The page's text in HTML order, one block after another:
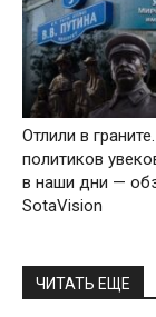
Отлили в
политиков
в наши дни —
SotaVision
ЧИТАТЬ ЕЩЕ